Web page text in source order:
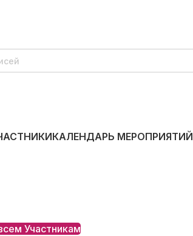
КАЛЕНДАРЬ МЕРОПРИЯТИЙ
Участникам